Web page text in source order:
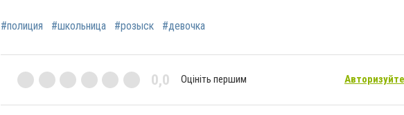
#полиция #школьница #розыск #девочка
0,0 Оцініть першим